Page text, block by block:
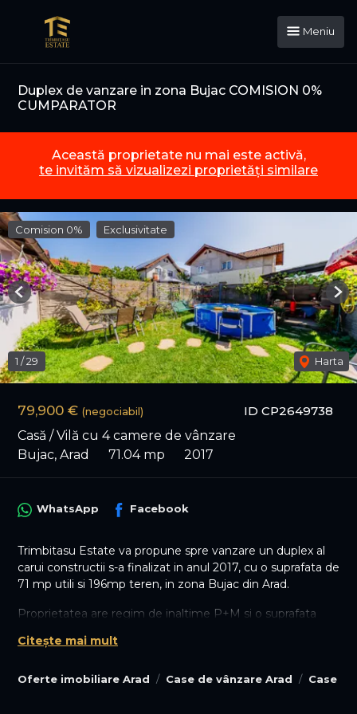
Meniu
Duplex de vanzare in zona Bujac COMISION 0%
CUMPARATOR
Această proprietate nu mai este activă,
te invităm să vizualizezi proprietăți similare
ID CP2649738
79,900 € (negociabil)
Casă / Vilă cu 4 camere de vânzare
Bujac, Arad
71.04 mp 2017
Comision 0% Exclusivitate
1 /29 Harta
Previous
Oferte imobiliare Arad Case de vânzare Arad Case
WhatsApp Facebook
Trimbitasu Estate va propune spre vanzare un duplex al
carui constructii s-a finalizat in anul 2017, cu o suprafata de
71 mp utili si 196mp teren, in zona Bujac din Arad.
Proprietatea are regim de inaltime P+M si o suprafata
dispune de un garaj cu usa culisanta si pod. Peretii
Detalii interior : izolatie interioara cu vata bazaltica,
Citește mai mult